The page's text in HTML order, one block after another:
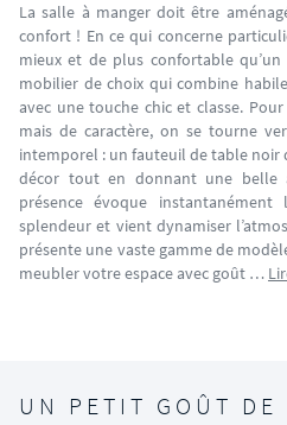
La salle à manger doit être
confort ! En ce qui concerne
mieux et de plus confortable
mobilier de choix qui combine
avec une touche chic et classe.
mais de caractère, on se tourne
intemporel : un fauteuil de table noir
décor tout en donnant une belle
présence évoque
splendeur et vient dynamiser
présente une vaste gamme de
meubler votre espace avec goût …
UN PETIT GOÛT DE